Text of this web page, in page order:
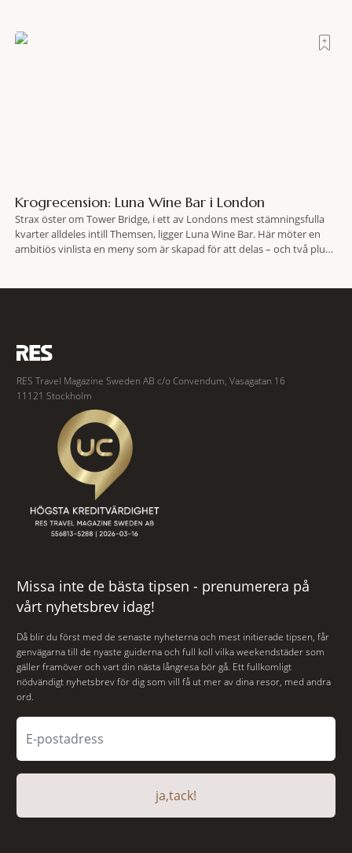
lokaliserades den 2 juni i år med hjälp
Krogrecension: Luna Wine Bar i London
Strax öster om Tower Bridge, i ett av Londons mest stämningsfulla
kvarter alldeles intill Themsen, ligger Luna Wine Bar. Här möter en
ambitiös vinlista en meny som är skapad för att delas – och två plus
RES Travel Magazine Sweden AB c/o Convendum, Vasagatan 16
11121 Stockholm
Missa inte de bästa tipsen - prenumerera på
vårt nyhetsbrev idag!
Då blir du först med de senaste nyheterna och mest initierade tipsen, får
genvägarna till de nyaste guiderna och full koll vilka weekendstäder som
gäller framöver och vart din nästa långresa bör gå. Ett fullkomligt
nödvändigt nyhetsbrev för dig som vill få ut mer av dina resor, med andra
ord.
ja,tack!